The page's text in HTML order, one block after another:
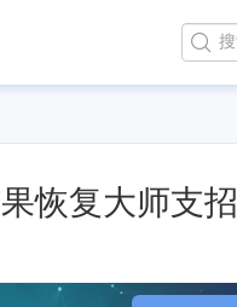

恢复大师支招